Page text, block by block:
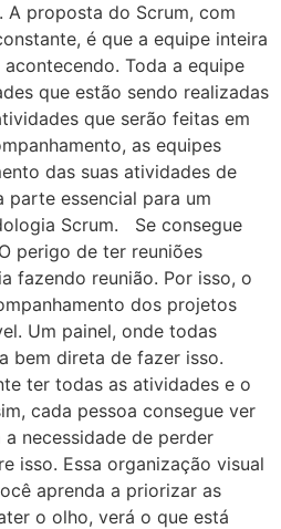
A proposta do Scrum, com
é que a equipe inteira
Toda a equipe
que estão sendo realizadas
que serão feitas em
as equipes
das suas atividades de
parte essencial para um
Scrum. Se consegue
perigo de ter reuniões
fazendo reunião. Por isso, o
dos projetos
Um painel, onde todas
bem direta de fazer isso.
ter todas as atividades e o
cada pessoa consegue ver
necessidade de perder
isso. Essa organização visual
aprenda a priorizar as
o olho, verá o que está